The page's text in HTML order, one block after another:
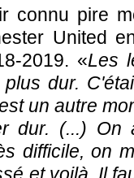
connu pire
United
2019. «Les
dur.
un autre
dur. (...)
difficile, on